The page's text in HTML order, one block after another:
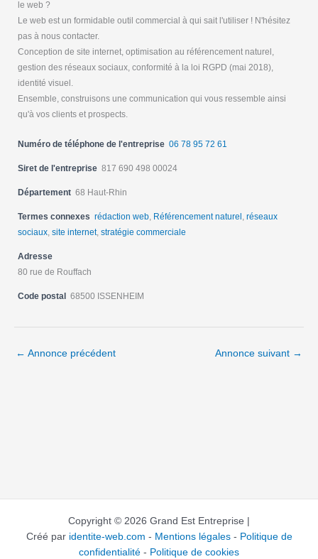
le web ?
Le web est un formidable outil commercial à qui sait l'utiliser ! N'hésitez
pas à nous contacter.
Conception de site internet, optimisation au référencement naturel,
gestion des réseaux sociaux, conformité à la loi RGPD (mai 2018),
identité visuel.
Ensemble, construisons une communication qui vous ressemble ainsi
qu'à vos clients et prospects.
Numéro de téléphone de l'entreprise 06 78 95 72 61
Siret de l'entreprise 817 690 498 00024
Département 68 Haut-Rhin
Termes connexes rédaction web Référencement naturel réseaux
sociaux site internet, stratégie commerciale
Adresse
80 rue de Rouffach
Code postal 68500 ISSENHEIM
← Annonce précédent Annonce suivant →
Copyright © 2026 Grand Est Entreprise |
Créé par identite-web.com - Mentions légales- Politique de
confidentialité - Politique de cookies